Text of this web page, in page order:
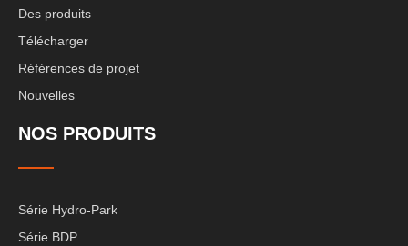
Des produits
Télécharger
Références de projet
Nouvelles
NOS PRODUITS
Série Hydro-Park
Série BDP